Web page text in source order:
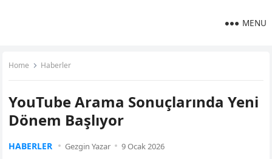
MENU
Home Haberler
YouTube Arama Sonuçlarında Yeni
Dönem Başlıyor
HABERLER Gezgin Yazar 9 Ocak 2026